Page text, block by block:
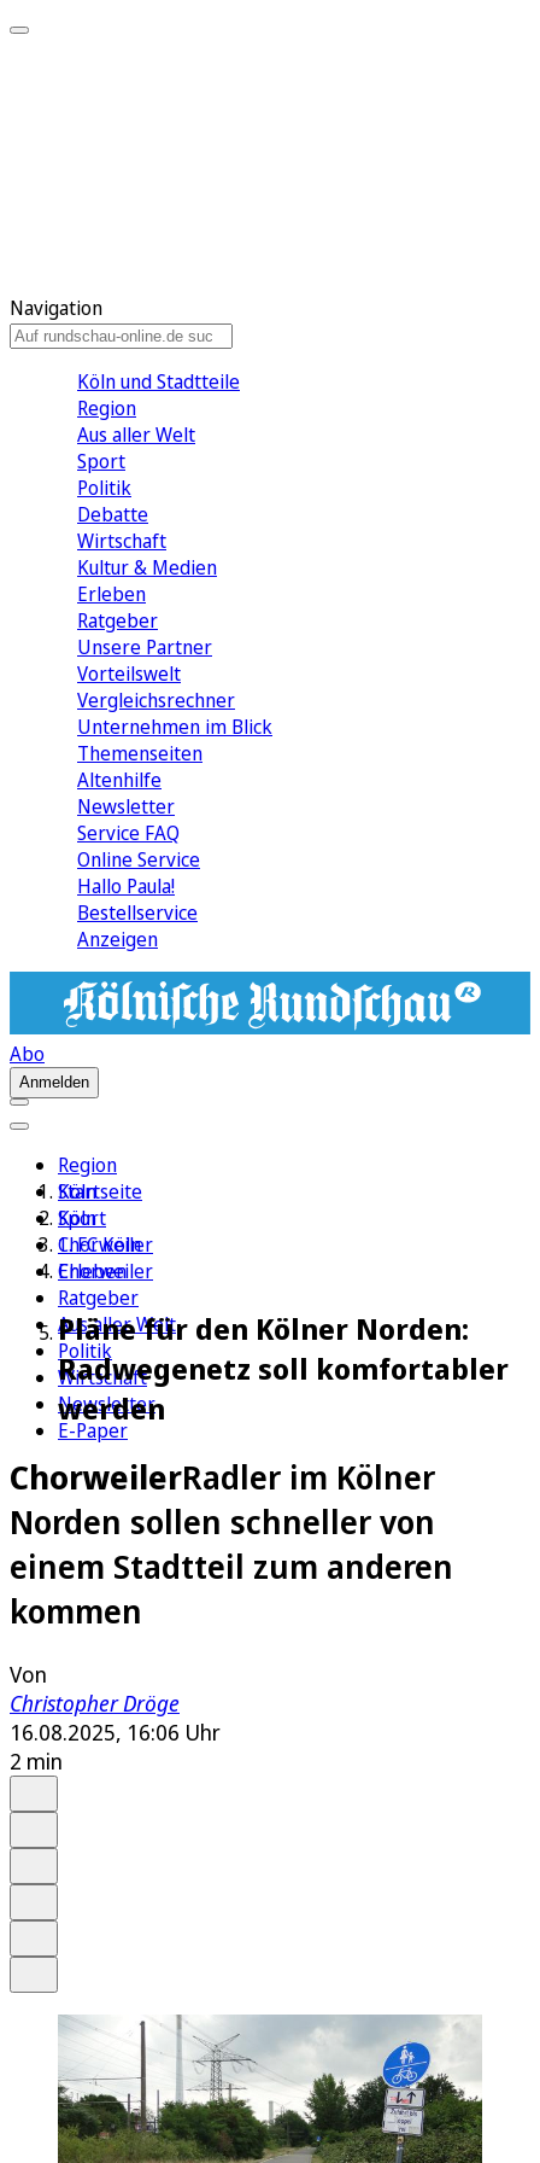
Navigation
Köln und Stadtteile
Region
Aus aller Welt
Sport
Politik
Debatte
Wirtschaft
Kultur & Medien
Erleben
Ratgeber
Unsere Partner
Vorteilswelt
Vergleichsrechner
Unternehmen im Blick
Themenseiten
Altenhilfe
Newsletter
Service FAQ
Online Service
Hallo Paula!
Bestellservice
Anzeigen
Abo
Anmelden
Region
Köln
Sport
1. FC Köln
Erleben
Ratgeber
Aus aller Welt
Politik
Wirtschaft
Newsletter
E-Paper
Startseite
Köln
Chorweiler
Chorweiler
Pläne für den Kölner Norden:
Radwegenetz soll komfortabler
werden
ChorweilerRadler im Kölner
Norden sollen schneller von
einem Stadtteil zum anderen
kommen
Von
Christopher Dröge
16.08.2025, 16:06 Uhr
2 min